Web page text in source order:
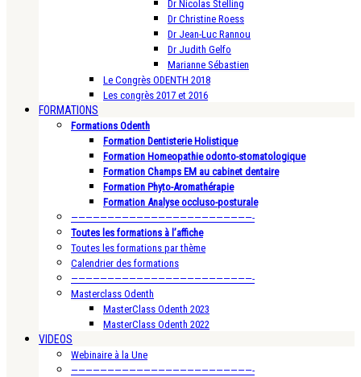
Dr Nicolas Stelling
Dr Christine Roess
Dr Jean-Luc Rannou
Dr Judith Gelfo
Marianne Sébastien
Le Congrès ODENTH 2018
Les congrès 2017 et 2016
FORMATIONS
Formations Odenth
Formation Dentisterie Holistique
Formation Homeopathie odonto-stomatologique
Formation Champs EM au cabinet dentaire
Formation Phyto-Aromathérapie
Formation Analyse occluso-posturale
—————————————————————————-
Toutes les formations à l’affiche
Toutes les formations par thème
Calendrier des formations
—————————————————————————-
Masterclass Odenth
MasterClass Odenth 2023
MasterClass Odenth 2022
VIDEOS
Webinaire à la Une
—————————————————————————-